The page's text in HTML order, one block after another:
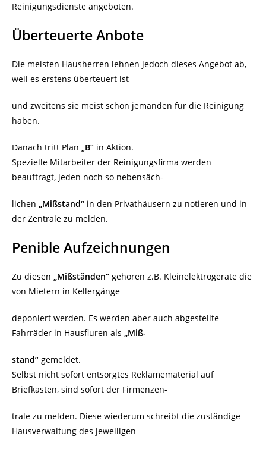
Reinigungsdienste angeboten.
Überteuerte Anbote
Die meisten Hausherren lehnen jedoch dieses Angebot ab,
weil es erstens überteuert ist
und zweitens sie meist schon jemanden für die Reinigung
haben.
Danach tritt Plan „B“ in Aktion.
Spezielle Mitarbeiter der Reinigungsfirma werden
beauftragt, jeden noch so nebensäch-
lichen „Mißstand“ in den Privathäusern zu notieren und in
der Zentrale zu melden.
Penible Aufzeichnungen
Zu diesen „Mißständen“ gehören z.B. Kleinelektrogeräte die
von Mietern in Kellergänge
deponiert werden. Es werden aber auch abgestellte
Fahrräder in Hausfluren als „Miß-
stand“ gemeldet.
Selbst nicht sofort entsorgtes Reklamematerial auf
Briefkästen, sind sofort der Firmenzen-
trale zu melden. Diese wiederum schreibt die zuständige
Hausverwaltung des jeweiligen